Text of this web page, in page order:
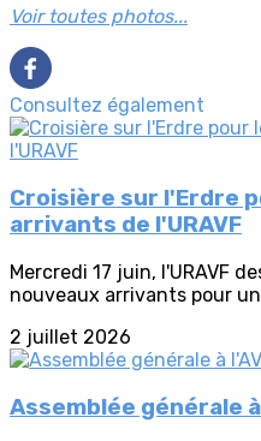
Voir toutes photos...
Consultez également
Croisière sur l'Erdre
arrivants de l'URAVF
Mercredi 17 juin, l'URAVF
nouveaux arrivants pour
2 juillet 2026
Assemblée générale